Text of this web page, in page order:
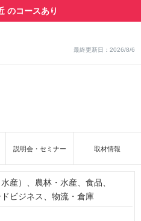
最終更新日：2026/8/6
のコースあり
説明会・セミナー 取材情報
産） 農林・水産
食品
ビジネス
物流・倉庫